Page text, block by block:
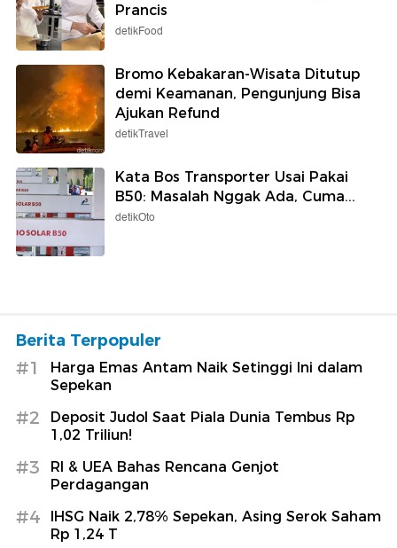
Prancis
detikFood
Bromo Kebakaran-Wisata Ditutup
demi Keamanan, Pengunjung Bisa
Ajukan Refund
detikTravel
Kata Bos Transporter Usai Pakai
B50: Masalah Nggak Ada, Cuma...
detikOto
Berita Terpopuler
#1
Harga Emas Antam Naik Setinggi Ini dalam
Sepekan
#2
Deposit Judol Saat Piala Dunia Tembus Rp
1,02 Triliun!
#3
RI & UEA Bahas Rencana Genjot
Perdagangan
#4
IHSG Naik 2,78% Sepekan, Asing Serok Saham
Rp 1,24 T